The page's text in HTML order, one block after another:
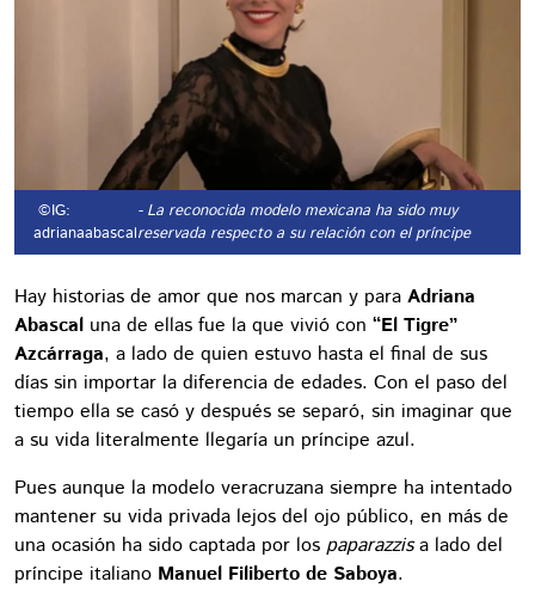
©IG:
adrianaabascal
- La reconocida modelo mexicana ha sido muy
reservada respecto a su relación con el príncipe
Hay historias de amor que nos marcan y para Adriana
Abascal una de ellas fue la que vivió con “El Tigre”
Azcárraga, a lado de quien estuvo hasta el final de sus
días sin importar la diferencia de edades. Con el paso del
tiempo ella se casó y después se separó, sin imaginar que
a su vida literalmente llegaría un príncipe azul.
Pues aunque la modelo veracruzana siempre ha intentado
mantener su vida privada lejos del ojo público, en más de
una ocasión ha sido captada por los paparazzisa lado del
príncipe italiano Manuel Filiberto de Saboya.